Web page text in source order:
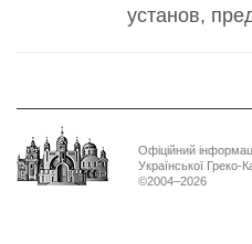
установ,
Офіційний
Української Греко-
©2004–2026